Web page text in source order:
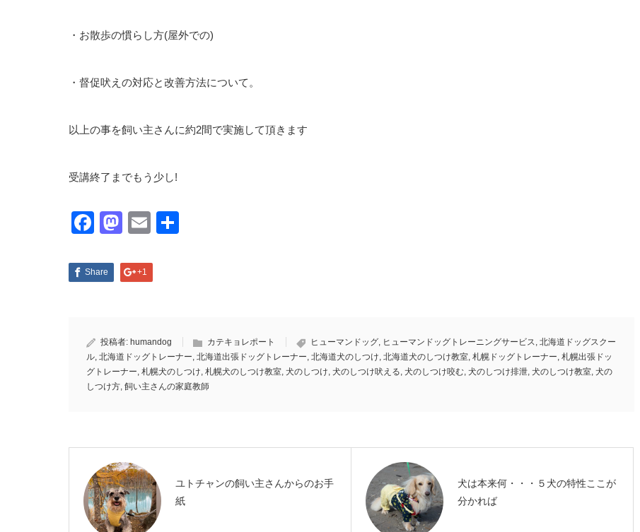
・お散歩の慣らし方(屋外での)
・督促吠えの対応と改善方法について。
以上の事を飼い主さんに約2間で実施して頂きます
受講終了までもう少し!
Facebook
Mastodon
Email
Share +1
投稿者: humandog カテキョレポート ヒューマンドッグ, ヒューマンドッグトレーニングサービス, 北海道ドッグスクー
ル, 北海道ドッグトレーナー, 北海道出張ドッグトレーナー, 北海道犬のしつけ, 北海道犬のしつけ教室, 札幌ドッグトレーナー, 札幌出張ドッ
グトレーナー, 札幌犬のしつけ, 札幌犬のしつけ教室, 犬のしつけ, 犬のしつけ吠える, 犬のしつけ咬む, 犬のしつけ排泄, 犬のしつけ教室, 犬の
しつけ方, 飼い主さんの家庭教師
ユトチャンの飼い主さんからのお手
紙
犬は本来何・・・５犬の特性ここが
分かれば